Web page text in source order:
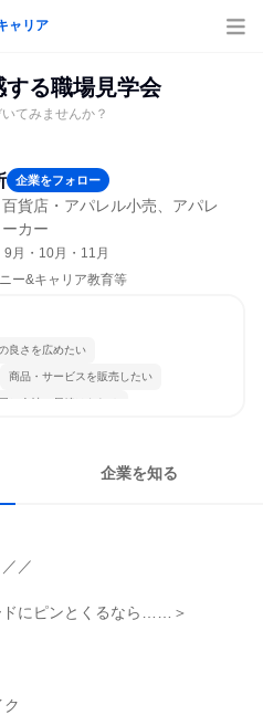
ャリア
る職場見学会
てみませんか？
企業をフォロー
貨店・アパレル小売、アパレ
カー
月・10月・11月
ー&キャリア教育等
良さを広めたい
商品・サービスを販売したい
じ会社に居続けられる
企業を知る
／
ドにピンとくるなら……＞